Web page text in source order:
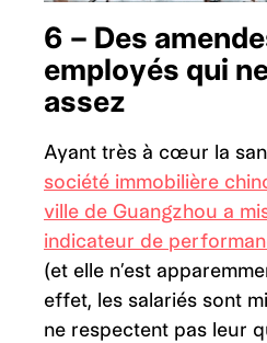
6 – Des
employés qui
assez
Ayant très à cœur la
société immobilière
ville de Guangzhou a
indicateur de
(et elle n’est
effet, les salariés sont
ne respectent pas leur